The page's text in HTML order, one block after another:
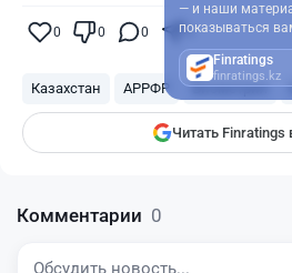
0 0 0 0
Казахстан АРРФР Биометрия
Читать Finratings
— и наши
показываться
Finratings
finratings.kz
Комментарии 0